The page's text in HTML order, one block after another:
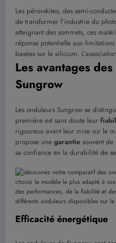
Les pérovskites, des semi-
de transformer l’industrie du
atteignant des sommets, ces
réponse potentielle aux
basées sur le silicium.
Les avantages
Sungrow
Les onduleurs Sungrow se
première est sans doute leur
rigoureux avant leur mise sur le
propose une garantie souvent
sa confiance en la durabilité de
Efficacité énergétique